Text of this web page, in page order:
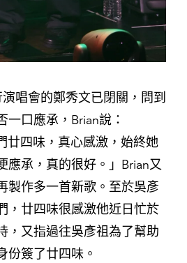
唱會的鄭秀文已閉關，問到
一口應承，Brian說：
廿四味，真心感激，始終她
應承，真的很好。」Brian又
製作多一首新歌。至於吳彥
，廿四味很感激他近日忙於
，又指過往吳彥祖為了幫助
份簽了廿四味。